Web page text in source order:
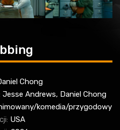
Chong
Jesse Andrews, Daniel Chong
komedia/przygodowy
USA